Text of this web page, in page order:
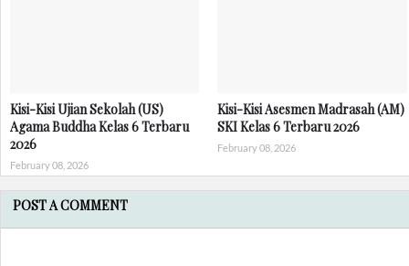
Kisi-Kisi Ujian Sekolah (US)
Agama Buddha Kelas 6 Terbaru
2026
February 08, 2026
Kisi-Kisi Asesmen Madrasah (AM)
SKI Kelas 6 Terbaru 2026
February 08, 2026
POST A COMMENT